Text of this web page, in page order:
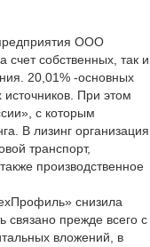
ООО
собственных, так и
20,01% -основных
источников. При этом
с которым
В лизинг организация
транспорт,
производственное
снизила
связано прежде всего с
вложений, в